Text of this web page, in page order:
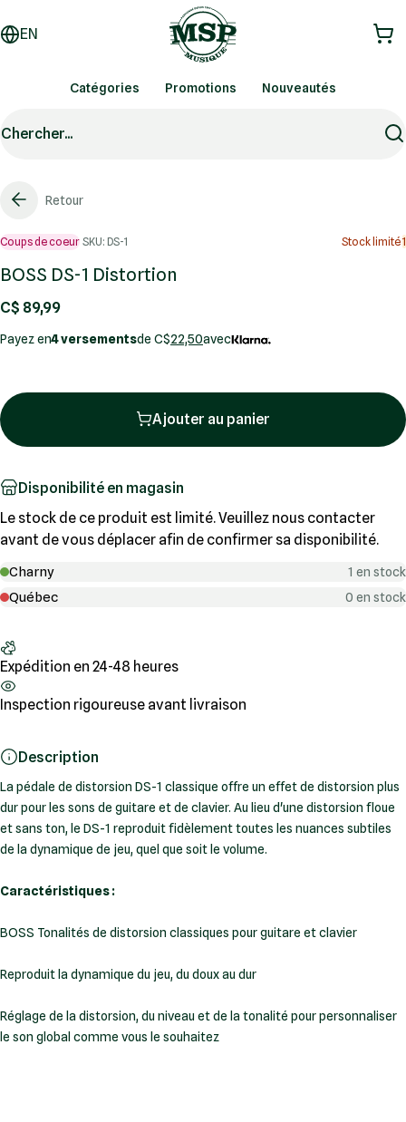
EN
Catégories Promotions Nouveautés
Chercher...
Retour
Coups de coeur SKU: DS-1 Stock limité1
BOSS DS-1 Distortion
C$ 89,99
Payez en4 versementsde C$22,50avec
Ajouter au panier
Disponibilité en magasin
Le stock de ce produit est limité. Veuillez nous contacter
avant de vous déplacer afin de confirmer sa disponibilité.
Charny 1 en stock
Québec 0 en stock
Expédition en 24-48 heures
Inspection rigoureuse avant livraison
Description
La pédale de distorsion DS-1 classique offre un effet de distorsion plus
dur pour les sons de guitare et de clavier. Au lieu d'une distorsion floue
et sans ton, le DS-1 reproduit fidèlement toutes les nuances subtiles
de la dynamique de jeu, quel que soit le volume.
Caractéristiques :
BOSS Tonalités de distorsion classiques pour guitare et clavier
Reproduit la dynamique du jeu, du doux au dur
Réglage de la distorsion, du niveau et de la tonalité pour personnaliser
le son global comme vous le souhaitez